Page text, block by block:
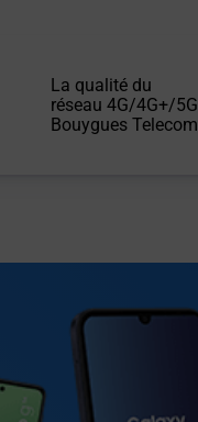
La qualité du
réseau 4G/4G+/5G
Bouygues Telecom